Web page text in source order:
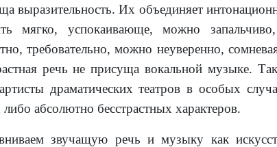
выразительность. Их объединяет
мягко, успокаивающе, можно
требовательно, можно неуверенно,
речь не присуща вокальной музыке.
драматических театров в особых
абсолютно бесстрастных характеров.
звучащую речь и музыку как